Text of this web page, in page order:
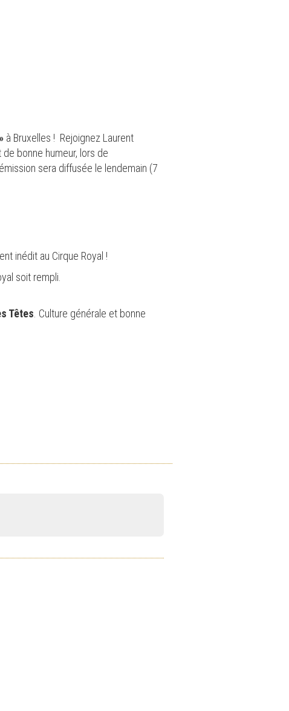
à Bruxelles ! Rejoignez Laurent
bonne humeur, lors de
sera diffusée le lendemain (7
inédit au Cirque Royal !
soit rempli.
Têtes . Culture générale et bonne